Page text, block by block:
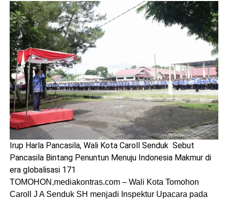
Irup Harla Pancasila, Wali Kota Caroll Senduk Sebut
Pancasila Bintang Penuntun Menuju Indonesia Makmur di
era globalisasi 171
TOMOHON,mediakontras.com – Wali Kota Tomohon
Caroll J A Senduk SH menjadi Inspektur Upacara pada